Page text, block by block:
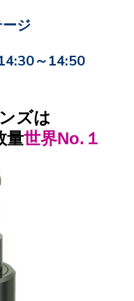
ジ
～14:50
ズは
量世界No.１